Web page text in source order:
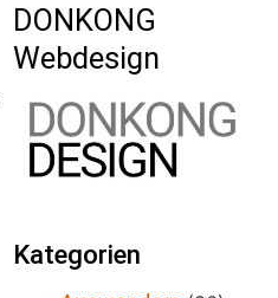
DONKONG
Webdesign
Kategorien